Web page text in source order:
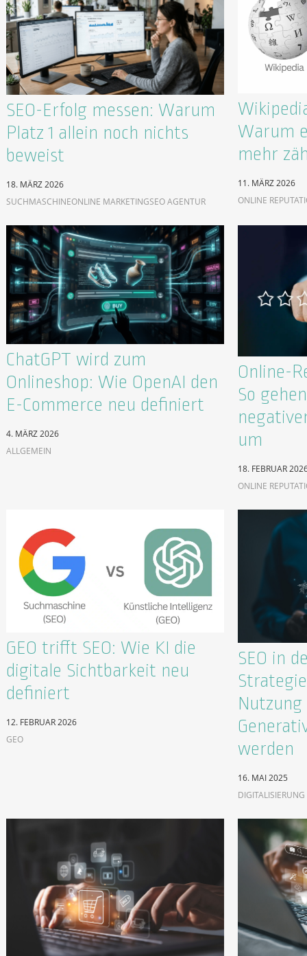
SEO-Erfolg messen: Warum
Platz 1 allein noch nichts
beweist
18. MÄRZ 2026
SUCHMASCHINEONLINE MARKETINGSEO AGENTUR
Warum
mehr
11. MÄRZ 2026
ONLINE
ChatGPT wird zum
Onlineshop: Wie OpenAI den
E-Commerce neu definiert
4. MÄRZ 2026
ALLGEMEIN
Online-
So
um
18. FEBRUAR
ONLINE
GEO trifft SEO: Wie KI die
digitale Sichtbarkeit neu
definiert
12. FEBRUAR 2026
GEO
SEO in
Nutzung
werden
16. MAI 2025
DIGITALISIERUNG